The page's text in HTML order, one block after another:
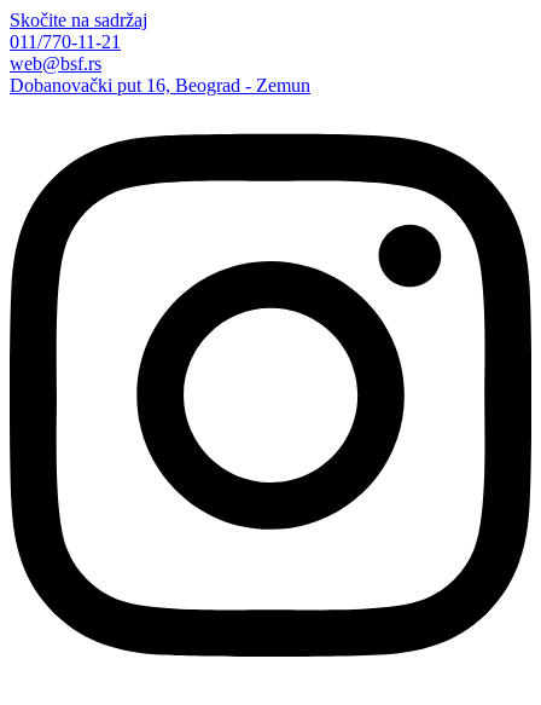
Skočite na sadržaj
011/770-11-21
web@bsf.rs
Dobanovački put 16, Beograd - Zemun